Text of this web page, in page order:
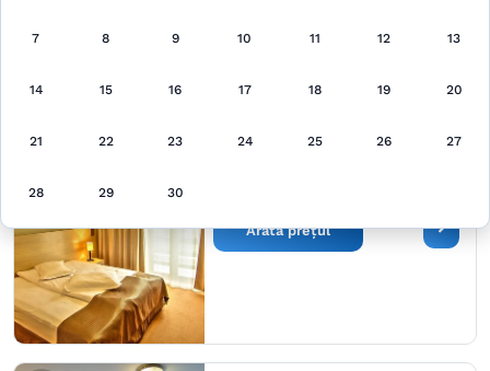
Arată pe hartă
Hotel Escalade
Arată prețul
7 8 9 10 11 12 13
14 15 16 17 18 19 20
21 22 23 24 25 26 27
28 29 30